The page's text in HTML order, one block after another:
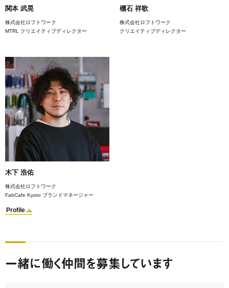
関本 武晃
株式会社ロフトワーク
MTRL クリエイティブディレクター
櫃石 祥歌
株式会社ロフトワーク
クリエイティブディレクター
木下 浩佑
株式会社ロフトワーク
FabCafe Kyoto ブランドマネージャー
Profile
一緒に働く仲間を募集しています